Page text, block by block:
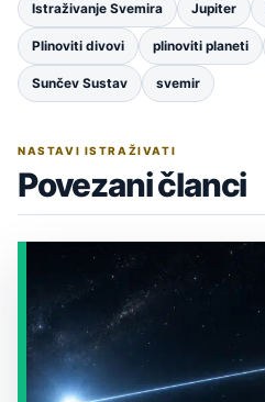
Istraživanje Svemira Jupiter
Plinoviti divovi plinoviti planeti
Sunčev Sustav svemir
NASTAVI ISTRAŽIVATI
Povezani članci